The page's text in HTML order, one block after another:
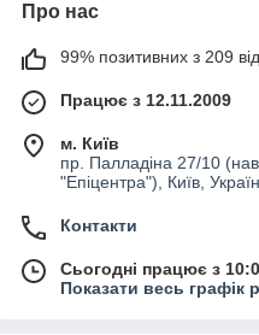
Про нас
99% позитивних з 209
Працює з 12.11.2009
м. Київ
пр. Палладіна 27/10
"Епіцентра"), Київ,
Контакти
Сьогодні працює з
Показати весь графік